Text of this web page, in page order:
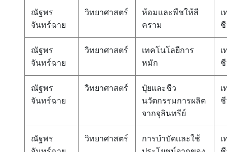
ณัฐพร
จันทร์ฉาย
วิทยาศาสตร์
ห้อมเเละพืชให้สี
คราม
ณัฐพร
จันทร์ฉาย
วิทยาศาสตร์
เทคโนโลยีการ
หมัก
ณัฐพร
จันทร์ฉาย
วิทยาศาสตร์
ปุ๋ยเเละชีว
นวัตกรรมการผลิต
จากจุลินทรีย์
ณัฐพร
วิทยาศาสตร์
การบำบัดเเละใช้